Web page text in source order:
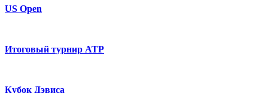
US Open
Итоговый турнир ATP
Кубок Дэвиса